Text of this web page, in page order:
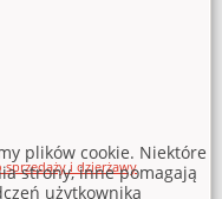
i dzierżawy
plików cookie. Niektóre
strony, inne pomagają
użytkownika